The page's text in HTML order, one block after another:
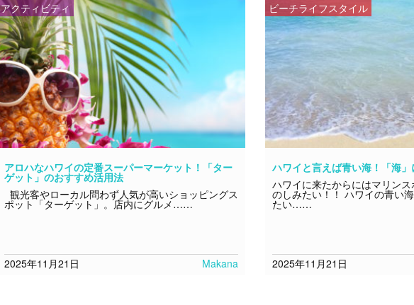
アクティビティ
アロハなハワイの定番スーパーマーケット！「ター
ゲット」のおすすめ活用法
観光客やローカル問わず人気が高いショッピングス
ポット「ターゲット」。店内にグルメ……
2025年11月21日 Makana
ビーチライフスタイル
ハワイと言えば青い海！「海
ハワイに来たからにはマリン
のしみたい！！ ハワイの青い
たい……
2025年11月21日